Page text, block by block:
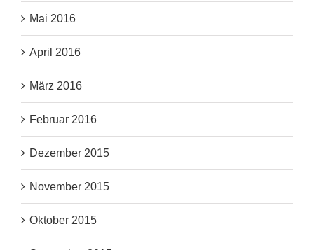
Mai 2016
April 2016
März 2016
Februar 2016
Dezember 2015
November 2015
Oktober 2015